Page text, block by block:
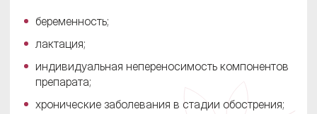
беременность;
лактация;
индивидуальная непереносимость компонентов
препарата;
хронические заболевания в стадии обострения;